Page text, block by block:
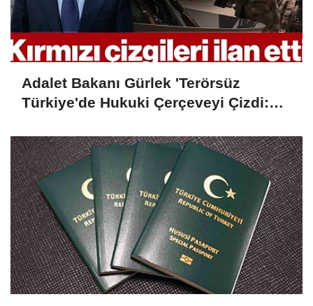
Adalet Bakanı Gürlek 'Terörsüz
Türkiye'de Hukuki Çerçeveyi Çizdi: